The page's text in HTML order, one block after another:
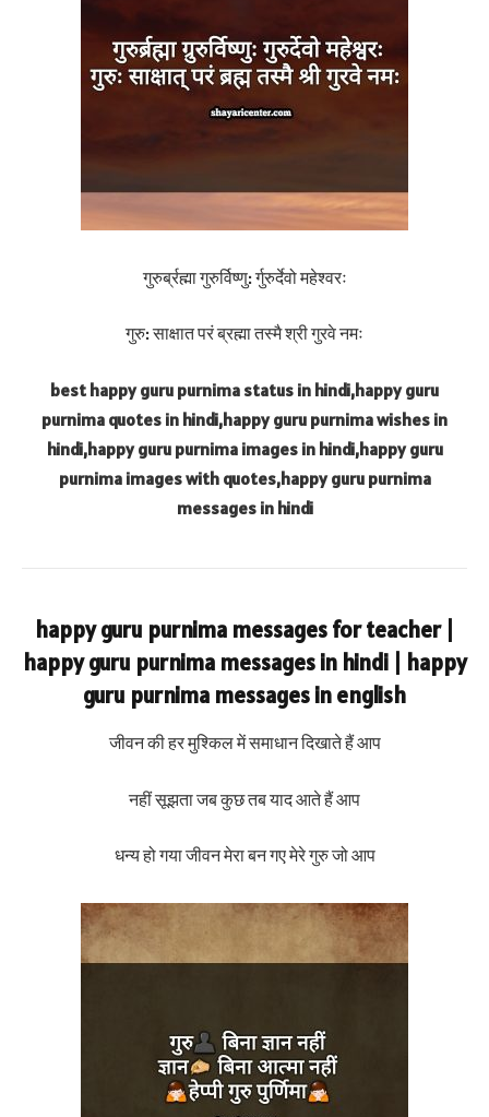
गुरुर्ब्रह्मा गुरुर्विष्णु: र्गुरुर्देवो महेश्वरः
गुरु: साक्षात परं ब्रह्मा तस्मै श्री गुरवे नमः
best happy guru purnima status in hindi,happy guru
purnima quotes in hindi,happy guru purnima wishes in
hindi,happy guru purnima images in hindi,happy guru
purnima images with quotes,happy guru purnima
messages in hindi
happy guru purnima messages for teacher |
happy guru purnima messages in hindi | happy
guru purnima messages in english
जीवन की हर मुश्किल में समाधान दिखाते हैं आप
नहीं सूझता जब कुछ तब याद आते हैं आप
धन्य हो गया जीवन मेरा बन गए मेरे गुरु जो आप